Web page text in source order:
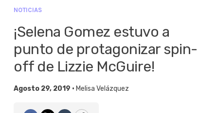
NOTICIAS
¡Selena Gomez estuvo a
punto de protagonizar spin-
off de Lizzie McGuire!
Agosto 29, 2019 • Melisa Velázquez